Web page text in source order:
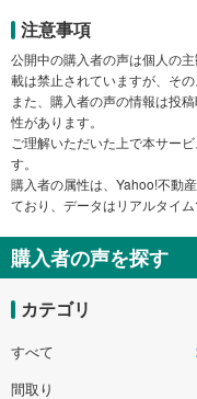
注意事項
公開中の購入者の声は個人の
載は禁止されていますが、そ
また、購入者の声の情報は投
性があります。
ご理解いただいた上で本サー
す。
購入者の属性は、Yahoo!不動
ており、データはリアルタイム
購入者の声を探す
カテゴリ
すべて
間取り